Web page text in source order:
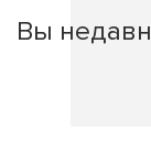
Вы